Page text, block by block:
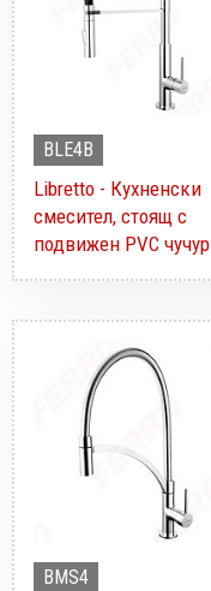
BLE4B
Libretto - Кухненски
смесител, стоящ с
подвижен PVC чучур
BMS4